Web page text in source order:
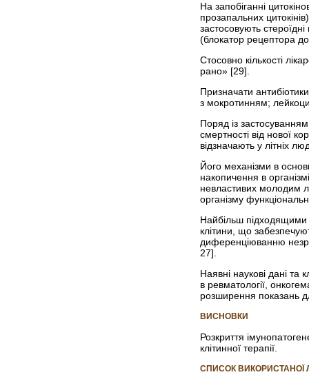
На запобіганні
прозапальних
застосовують
(блокатор рецептора
Стосовно кількості
рано» [29].
Призначати
з мокротинням;
Поряд із
смертності від нової
відзначають у літніх
Його механізми в
накопичення в
невластивих молодим
організму
Найбільш підходящими
клітини, що
диференціюванню
27].
Наявні наукові дані та
в ревматології,
розширення показань
ВИСНОВКИ
Розкриття
клітинної терапії.
СПИСОК ВИКОРИСТАНОЇ